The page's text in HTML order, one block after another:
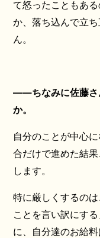
て怒ったこともあ
か、落ち込んで立
ん。
――ちなみに佐藤さ
か。
自分のことが中心
合だけで進めた結
します。
特に厳しくするの
ことを言い訳にす
に、自分達のお給